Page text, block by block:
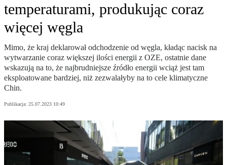
temperaturami, produkując coraz
więcej węgla
Mimo, że kraj deklarował odchodzenie od węgla, kładąc nacisk na
wytwarzanie coraz większej ilości energii z OZE, ostatnie dane
wskazują na to, że najbrudniejsze źródło energii wciąż jest tam
eksploatowane bardziej, niż zezwalałyby na to cele klimatyczne
Chin.
Publikacja: 25.07.2023 10:49